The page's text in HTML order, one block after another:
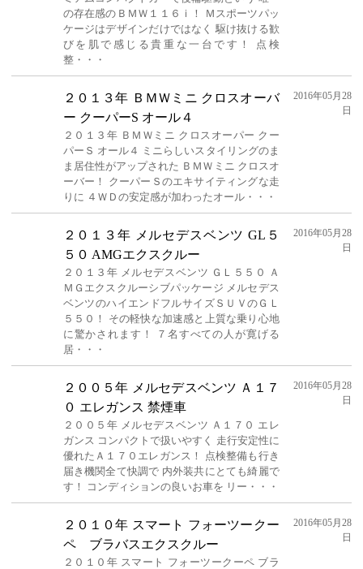
の存在感のＢＭＷ１１６ｉ！ Ｍスポーツパッ
ケージはデザインだけではなく 駆け抜ける歓
びを肌で感じる貴重な一台です！ 点検
整・・・
２０１３年 ＢＭＷミニ クロスオーバ
ー クーパーS オール４
２０１３年 ＢＭＷミニ クロスオーパー クー
パーＳ オール４ ミニらしいスタイリングのま
ま居住性がアップされた ＢＭＷミニ クロスオ
ーバー！ クーパーＳのエキサイティングな走
りに ４ＷＤの安定感が加わったオール・・・
2016年05月28
日
２０１３年 メルセデスベンツ GL５
５０ AMGエクスクルー
２０１３年 メルセデスベンツ ＧＬ５５０ Ａ
ＭＧエクスクルーシブパッケージ メルセデス
ベンツのハイエンドフルサイズＳＵＶのＧＬ
５５０！ その軽快な加速感と上質な乗り心地
に驚かされます！ ７名すべての人が寛げる
居・・・
2016年05月28
日
２００５年 メルセデスベンツ Ａ１７
０ エレガンス 禁煙車
２００５年 メルセデスベンツ Ａ１７０ エレ
ガンス コンパクトで扱いやすく 走行安定性に
優れたＡ１７０エレガンス！ 点検整備も行き
届き機関全て快調で 内外装共にとても綺麗で
す！ コンディションの良いお車を リー・・・
2016年05月28
日
２０１０年 スマート フォーツークー
ペ ブラバスエクスクルー
２０１０年 スマート フォーツークーペ ブラ
2016年05月28
日